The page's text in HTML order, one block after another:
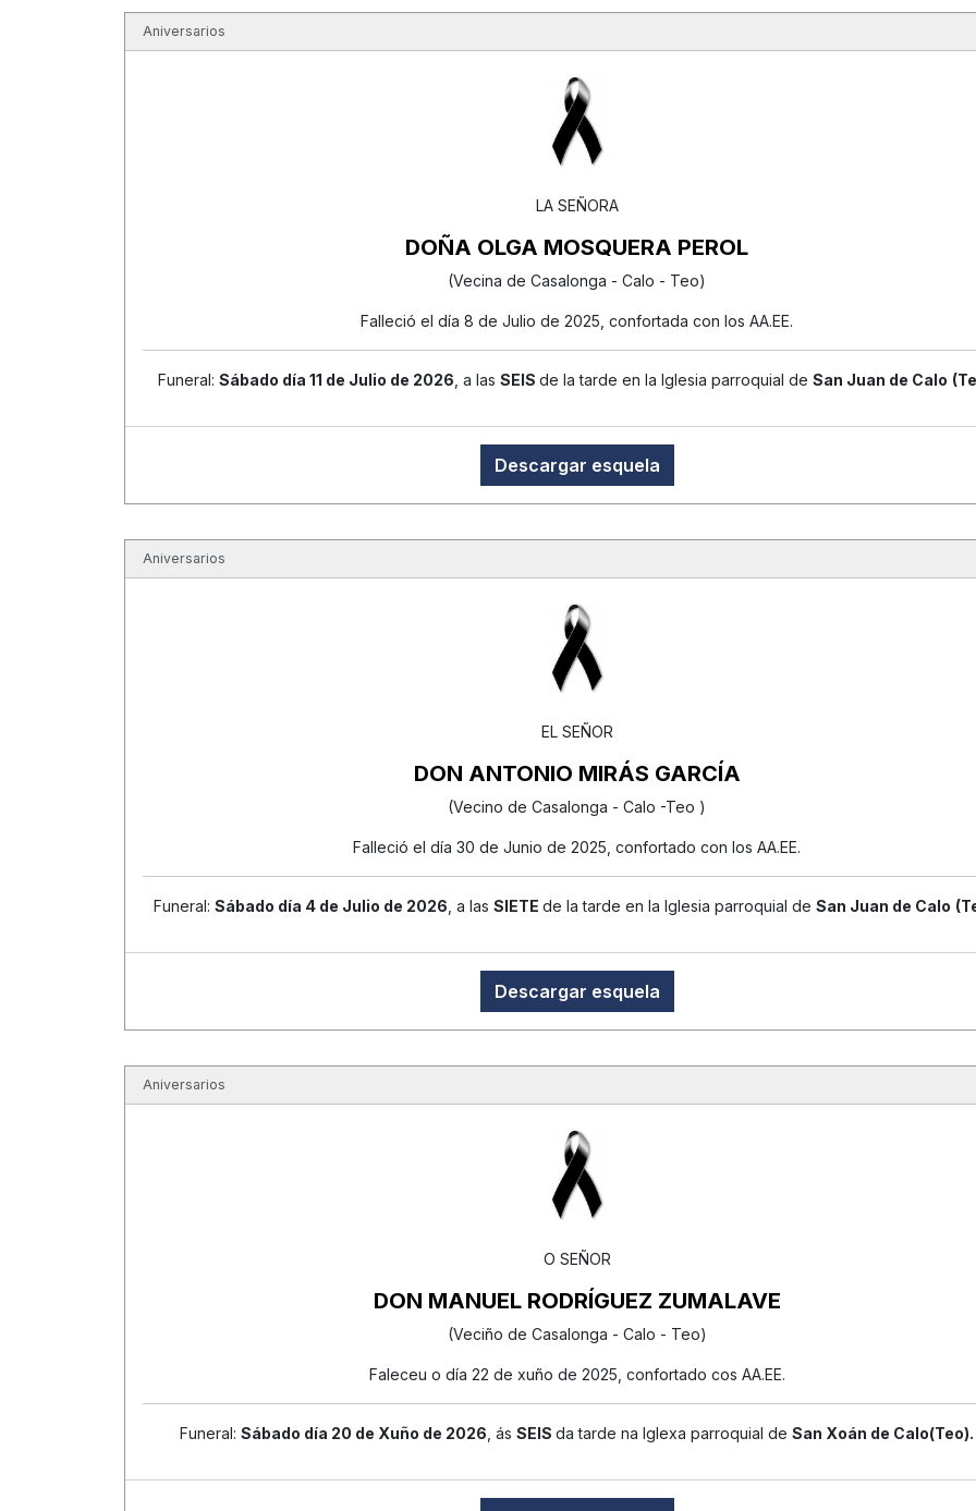
Aniversarios
LA SEÑORA
DOÑA OLGA MOSQUERA PEROL
(Vecina de Casalonga - Calo - Teo)
Falleció el día 8 de Julio de 2025, confortada con los AA.EE.
Funeral: Sábado día 11 de Julio de 2026 , a las SEIS de la tarde en la Iglesia parroquial de San Juan de Calo
Descargar esquela
Aniversarios
EL SEÑOR
DON ANTONIO MIRÁS GARCÍA
(Vecino de Casalonga - Calo -Teo )
Falleció el día 30 de Junio de 2025, confortado con los AA.EE.
Funeral: Sábado día 4 de Julio de 2026 , a las SIETE de la tarde en la Iglesia parroquial de San Juan de Calo
Descargar esquela
Aniversarios
O SEÑOR
DON MANUEL RODRÍGUEZ ZUMALAVE
(Veciño de Casalonga - Calo - Teo)
Faleceu o día 22 de xuño de 2025, confortado cos AA.EE.
Funeral: Sábado día 20 de Xuño de 2026 , ás SEIS da tarde na Iglexa parroquial de San Xoán de Calo(Teo).